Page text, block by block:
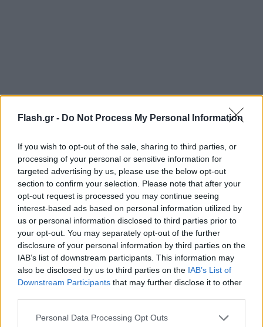
Flash.gr - Do Not Process My Personal Information
If you wish to opt-out of the sale, sharing to third parties, or
processing of your personal or sensitive information for
targeted advertising by us, please use the below opt-out
section to confirm your selection. Please note that after your
opt-out request is processed you may continue seeing
interest-based ads based on personal information utilized by
us or personal information disclosed to third parties prior to
your opt-out. You may separately opt-out of the further
disclosure of your personal information by third parties on the
IAB’s list of downstream participants. This information may
also be disclosed by us to third parties on the IAB’s List of
Downstream Participants that may further disclose it to other
Please note that this website/app uses one or more Google
Personal Data Processing Opt Outs
«Σταμάτα», του λέει η Lopez. «Δείξε πιο φιλικός.
Δείξε πιο "ζωντανός"». Ο Άφλεκ απαντά: «Ίσως να
το κάνω».
Μία γυναίκα όμως, που καθόταν ακριβώς πίσω από
το ζευγάρι, κατά τη διάρκεια της τελετής, διέψευσε
με ένα βίντεο στο TikTok αυτά που λέγονταν για
τσακωμό.
Στο βίντεο που ανέβασε περιγράφει,